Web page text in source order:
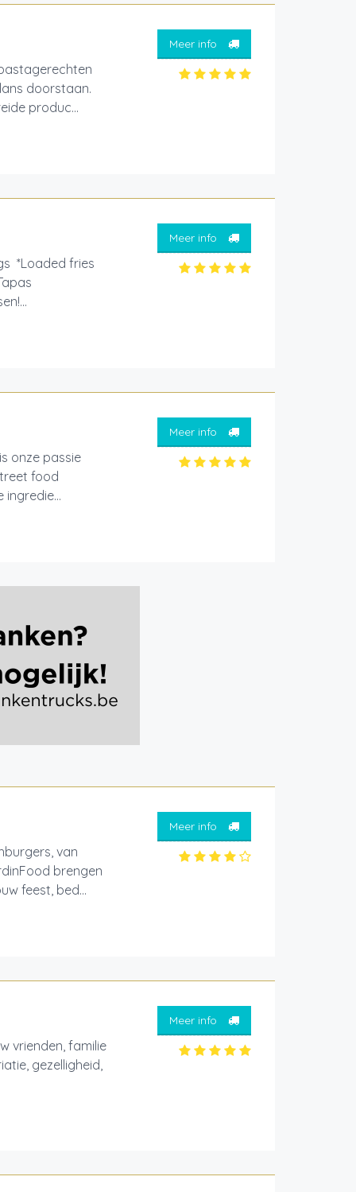
doorstaan.
produc...
Meer info
*Loaded fries
Meer info
onze passie
food
Meer info
van
brengen
feest, bed...
Meer info
vrienden, familie
gezelligheid,
Meer info